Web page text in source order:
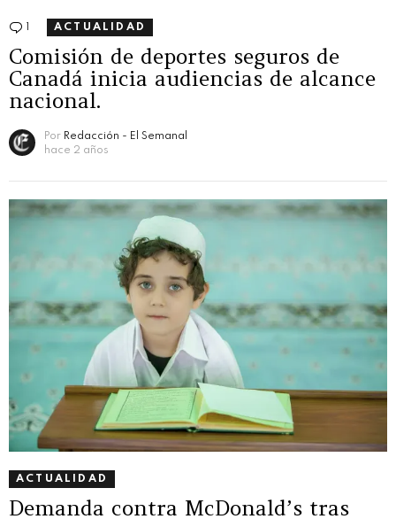
Comentario
ACTUALIDAD
Comisión de deportes seguros de
Canadá inicia audiencias de alcance
nacional.
Por Redacción - El Semanal
hace 2 años
ACTUALIDAD
Demanda contra McDonald’s tras